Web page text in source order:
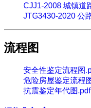
CJJ1-2008 城镇道
JTG3430-2020 公
流程图
安全性鉴定流程图
危险房屋鉴定流程
抗震鉴定年代图.pdf